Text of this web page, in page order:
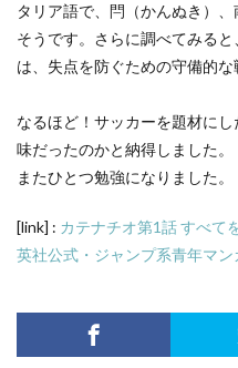
タリア語で、閂（かんぬき）
そうです。さらに調べてみる
は、失点を防ぐための守備的な
なるほど！サッカーを題材に
味だったのかと納得しました。
またひとつ勉強になりました。
[link] : カテナチオ第1話 すべて
英社公式・ジャンプ系青年マン